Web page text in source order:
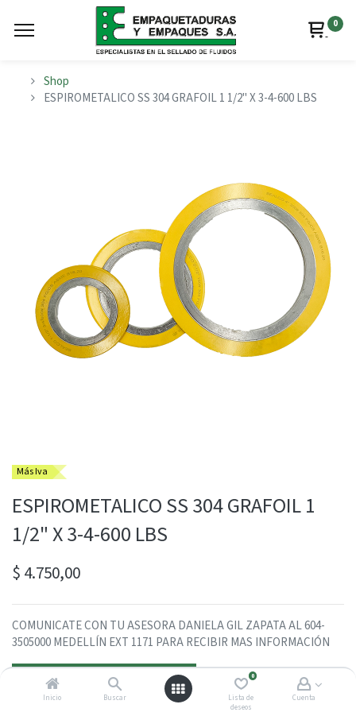
Inicio Buscar
0
Lista de
deseos
Cuenta
0
Shop
ESPIROMETALICO SS 304 GRAFOIL 1 1/2" X 3-4-600 LBS
Más Iva
ESPIROMETALICO SS 304 GRAFOIL 1
1/2" X 3-4-600 LBS
$ 4.750,00
COMUNICATE CON TU ASESORA DANIELA GIL ZAPATA AL 604-
3505000 MEDELLÍN EXT 1171 PARA RECIBIR MAS INFORMACIÓN
Contactarme con un asesor